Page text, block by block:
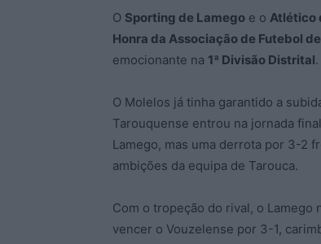
O Sporting de Lamego e o Atlético
Honra da Associação de Futebol
emocionante na 1ª Divisão Distrital.
O Molelos já tinha garantido a
Tarouquense entrou na jornada
Lamego, mas uma derrota por 3-2
ambições da equipa de Tarouca.
Com o tropeção do rival, o
vencer o Vouzelense por 3-1,